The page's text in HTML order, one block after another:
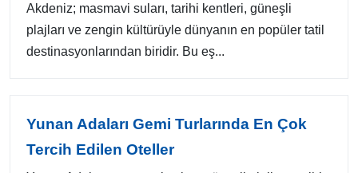
Akdeniz; masmavi suları, tarihi kentleri, güneşli
plajları ve zengin kültürüyle dünyanın en popüler tatil
destinasyonlarından biridir. Bu eş...
Yunan Adaları Gemi Turlarında En Çok
Tercih Edilen Oteller